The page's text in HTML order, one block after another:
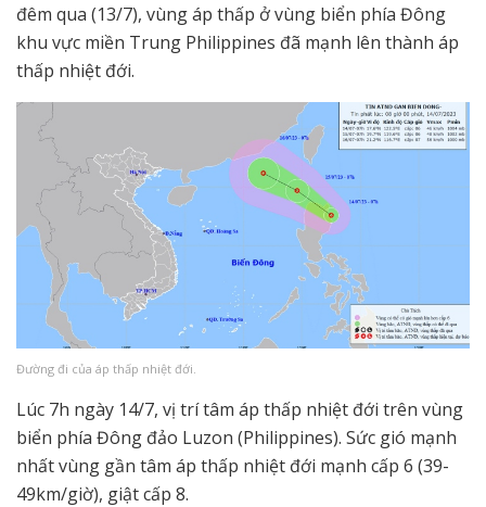
đêm qua (13/7), vùng áp thấp ở vùng biển phía Đông
khu vực miền Trung Philippines đã mạnh lên thành áp
thấp nhiệt đới.
Đường đi của áp thấp nhiệt đới.
Lúc 7h ngày 14/7, vị trí tâm áp thấp nhiệt đới trên vùng
biển phía Đông đảo Luzon (Philippines). Sức gió mạnh
nhất vùng gần tâm áp thấp nhiệt đới mạnh cấp 6 (39-
49km/giờ), giật cấp 8.